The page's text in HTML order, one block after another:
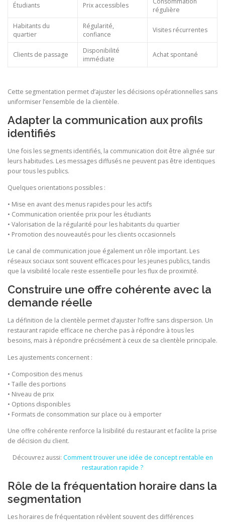
Étudiants Prix accessibles
régulière
Habitants du
quartier
Régularité,
confiance
Visites récurrentes
Clients de passage
Disponibilité
immédiate
Achat spontané
Cette segmentation permet d’ajuster les décisions opérationnelles sans
uniformiser l’ensemble de la clientèle.
Adapter la communication aux profils
identifiés
Une fois les segments identifiés, la communication doit être alignée sur
leurs habitudes. Les messages diffusés ne peuvent pas être identiques
pour tous les publics.
Quelques orientations possibles :
• Mise en avant des menus rapides pour les actifs
• Communication orientée prix pour les étudiants
• Valorisation de la régularité pour les habitants du quartier
• Promotion des nouveautés pour les clients occasionnels
Le canal de communication joue également un rôle important. Les
réseaux sociaux sont souvent efficaces pour les jeunes publics, tandis
que la visibilité locale reste essentielle pour les flux de proximité.
Construire une offre cohérente avec la
demande réelle
La définition de la clientèle permet d’ajuster l’offre sans dispersion. Un
restaurant rapide efficace ne cherche pas à répondre à tous les
besoins, mais à répondre précisément à ceux de sa clientèle principale.
Les ajustements concernent :
• Composition des menus
• Taille des portions
• Niveau de prix
• Options disponibles
• Formats de consommation sur place ou à emporter
Une offre cohérente renforce la lisibilité du restaurant et facilite la prise
de décision du client.
Découvrez aussi: Comment trouver une idée de concept rentable en
restauration rapide ?
Rôle de la fréquentation horaire dans la
segmentation
Les horaires de fréquentation révèlent souvent des différences